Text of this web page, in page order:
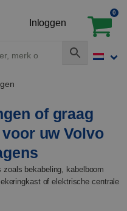
Inloggen
0
of graag
uw Volvo
bekabeling, kabelboom
of elektrische centrale
OEM-onderdelen voor deze